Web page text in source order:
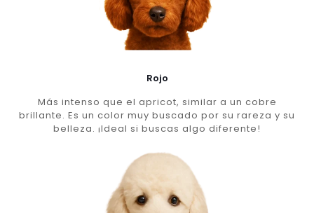
Rojo
Más intenso que el apricot, similar a un cobre
brillante. Es un color muy buscado por su rareza y su
belleza. ¡Ideal si buscas algo diferente!